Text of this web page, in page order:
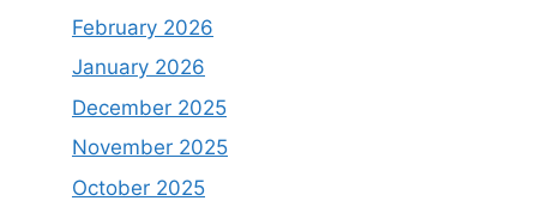
February 2026
January 2026
December 2025
November 2025
October 2025